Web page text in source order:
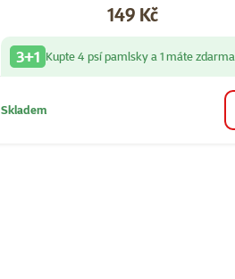
Cena
149 Kč
3+1 Kupte 4 psí pamlsky a 1 máte zdarma
Skladem